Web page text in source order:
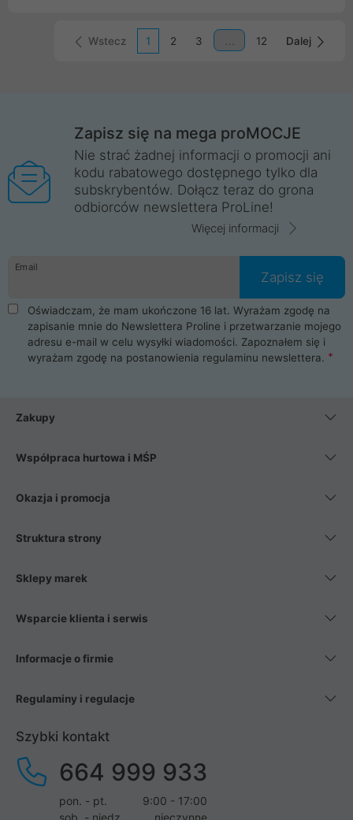
Wstecz 1 2 3 12 Dalej
Zapisz się na mega proMOCJE
Nie strać żadnej informacji o promocji ani
kodu rabatowego dostępnego tylko dla
subskrybentów. Dołącz teraz do grona
odbiorców newslettera ProLine!
Więcej informacji
Email
Zapisz się
Oświadczam, że mam ukończone 16 lat. Wyrażam zgodę na
zapisanie mnie do Newslettera Proline i przetwarzanie mojego
adresu e-mail w celu wysyłki wiadomości. Zapoznałem się i
wyrażam zgodę na postanowienia regulaminu newslettera.
Zakupy
Współpraca hurtowa i MŚP
Okazja i promocja
Struktura strony
Sklepy marek
Wsparcie klienta i serwis
Informacje o firmie
Regulaminy i regulacje
Szybki kontakt
664 999 933
pon. - pt.
9:00 - 17:00
sob. - niedz.
nieczynne